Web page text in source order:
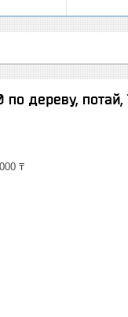
дереву,
₸